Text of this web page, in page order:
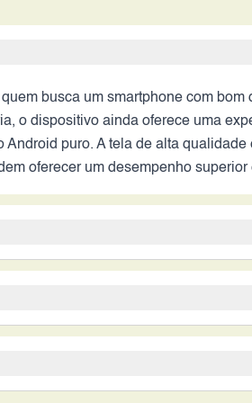
busca um smartphone com
o dispositivo ainda oferece uma
puro. A tela de alta
oferecer um desempenho
fortes que ainda se mantêm
e autonomia. A decisão de
confiável, com bom
do dispositivo. Criadores